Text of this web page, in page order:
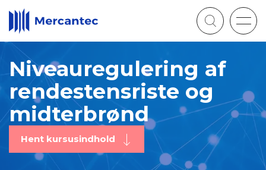
Niveauregulering af
rendestensriste og
midterbrønd
Hent kursusindhold